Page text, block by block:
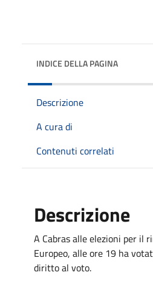
INDICE DELLA PAGINA
Descrizione
A cura di
Contenuti correlati
Descrizione
A Cabras alle elezioni per il
Europeo, alle ore 19 ha
diritto al voto.